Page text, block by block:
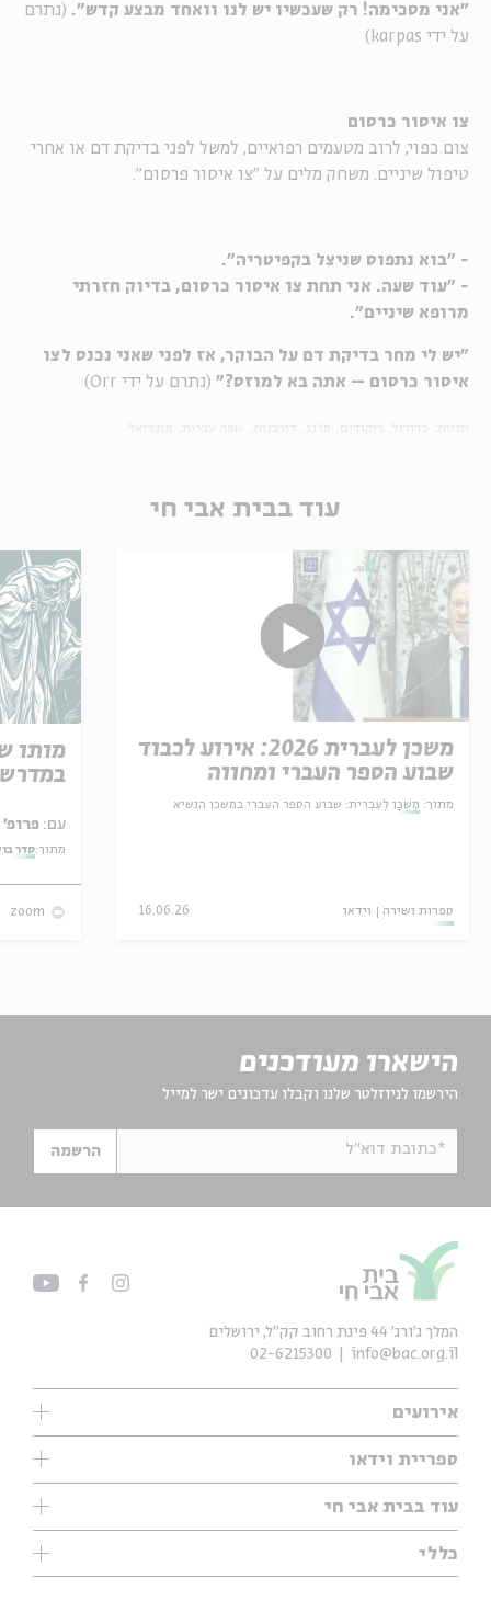
"אני מסכימה! רק שעכשיו יש לנו וואחד מבצע קדש". (נתרם
על ידי karpas)
צו איסור כרסום
צום כפוי, לרוב מטעמים רפואיים, למשל לפני בדיקת דם או אחרי
טיפול שיניים. משחק מלים על "צו איסור פרסום".
- "בוא נתפוס שניצל בקפיטריה".
- "עוד שעה. אני תחת צו איסור כרסום, בדיוק חזרתי
מרופא שיניים".
"יש לי מחר בדיקת דם על הבוקר, אז לפני שאני נכנס לצו
איסור כרסום – אתה בא למוזס?" (נתרם על ידי Orr)
עוד בבית אבי חי
משכן לעברית 2026: אירוע לכבוד
שבוע הספר העברי ומחווה
למשורר שאול טשרניחובסקי
מתוך: מִשְׁכָּן לְעִבְרִית: שבוע הספר העברי במשכן הנשיא
ספרות ושירה וידאו 16.06.26
מותו
עם: פרופ' אביגדור שנאן
מתוך:סדר
zoom
הישארו מעודכנים
הירשמו לניוזלטר שלנו וקבלו עדכונים ישר למייל
*כתובת דוא"ל הרשמה
אירועים
עיון
אנגלית
נוער
ספריית וידאו
ילדים
מוזיקה
עיון
מיוחדים
עוד בבית אבי חי
תערוכות
מיוחדים
כללי
המלך ג'ורג' 44 פינת רחוב קק״ל, ירושלים
info@bac.org.il
02-6215300